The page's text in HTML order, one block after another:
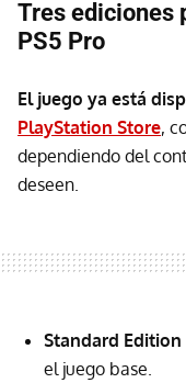
Tres ediciones
PS5 Pro
El juego ya está
PlayStation Store,
dependiendo del
deseen.
Standard Edition
el juego base.